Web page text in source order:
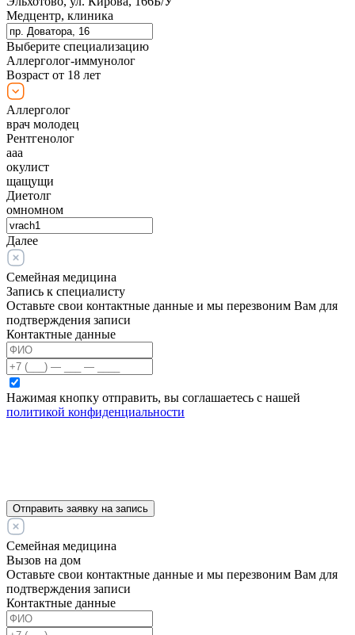
Медцентр, клиника
Выберите специализацию
Аллерголог-иммунолог
Возраст от 18 лет
Аллерголог
врач молодец
Рентгенолог
ааа
окулист
щащущи
Диетолг
омномном
Далее
Семейная медицина
Запись к специалисту
Оставьте свои контактные данные и мы перезвоним Вам для
подтверждения записи
Контактные данные
Нажимая кнопку отправить, вы соглашаетесь с нашей
политикой конфиденциальности
Отправить заявку на запись
Семейная медицина
Вызов на дом
Оставьте свои контактные данные и мы перезвоним Вам для
подтверждения записи
Контактные данные